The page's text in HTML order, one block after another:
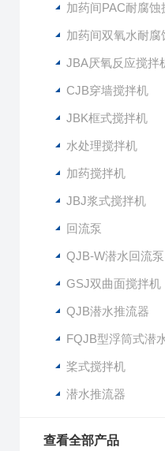
加药间PAC耐腐
加药间双氧水耐腐蚀
JBA厌氧反应搅拌
CJB穿墙搅拌机
JBK框式搅拌机
水处理搅拌机
加药搅拌机
JBJ浆式搅拌机
回流泵
QJB-W潜水回流泵
GSJ双曲面搅拌机
QJB潜水推流器
FQJB型浮筒式潜
桨式搅拌机
潜水推流器
查看全部产品